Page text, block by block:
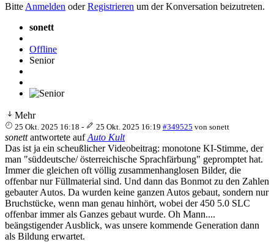
Bitte Anmelden oderRegistrieren um der Konversation beizutreten.
sonett
Offline
Senior
Mehr
25 Okt. 2025 16:18 - 25 Okt. 2025 16:19 #349525 von sonett
sonettantwortete aufAuto Kult
Das ist ja ein scheußlicher Videobeitrag: monotone KI-Stimme, der
man "süddeutsche/ österreichische Sprachfärbung" gepromptet hat.
Immer die gleichen oft völlig zusammenhanglosen Bilder, die
offenbar nur Füllmaterial sind. Und dann das Bonmot zu den Zahlen
gebauter Autos. Da wurden keine ganzen Autos gebaut, sondern nur
Bruchstücke, wenn man genau hinhört, wobei der 450 5.0 SLC
offenbar immer als Ganzes gebaut wurde. Oh Mann....
beängstigender Ausblick, was unsere kommende Generation dann
als Bildung erwartet.